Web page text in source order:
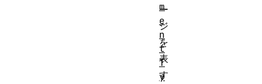
ー
ジ
を
表
す
m
e
n
t
T
y